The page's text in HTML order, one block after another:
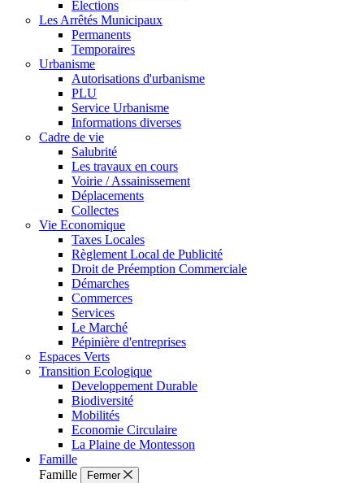
Elections
Les Arrêtés Municipaux
Permanents
Temporaires
Urbanisme
Autorisations d'urbanisme
PLU
Service Urbanisme
Informations diverses
Cadre de vie
Salubrité
Les travaux en cours
Voirie / Assainissement
Déplacements
Collectes
Vie Economique
Taxes Locales
Règlement Local de Publicité
Droit de Préemption Commerciale
Démarches
Commerces
Services
Le Marché
Pépinière d'entreprises
Espaces Verts
Transition Ecologique
Developpement Durable
Biodiversité
Mobilités
Economie Circulaire
La Plaine de Montesson
Famille
Famille
Fermer